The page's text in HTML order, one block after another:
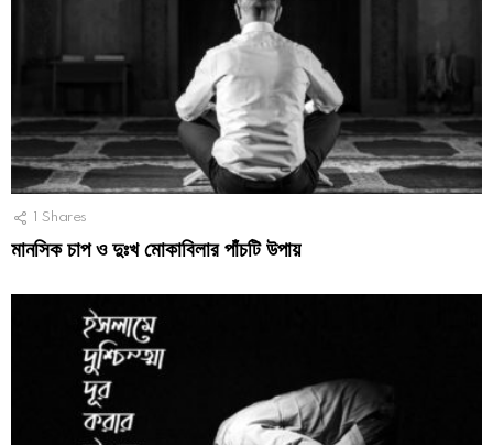
1 Shares
মানসিক চাপ ও দুঃখ মোকাবিলার পাঁচটি উপায়